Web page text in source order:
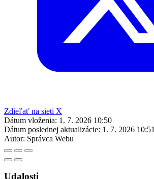
Zdieľať na sieti X
Dátum vloženia: 1. 7. 2026 10:50
Dátum poslednej aktualizácie: 1. 7. 2026 10:51
Autor: Správca Webu
Udalosti